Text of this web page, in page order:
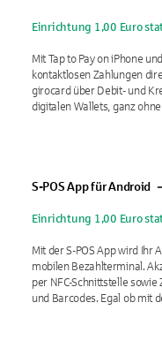
Einrichtung 1,00 Euro
Mit Tap to Pay on iPhone
kontaktlosen Zahlungen
girocard über Debit- und
digitalen Wallets, ganz
S-POS App für Android
Einrichtung 1,00 Euro
Mit der S-POS App wird Ihr
mobilen Bezahlterminal.
per NFC-Schnittstelle
und Barcodes. Egal ob mit